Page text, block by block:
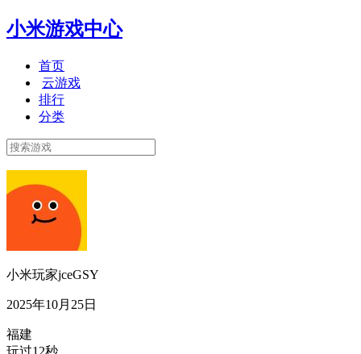
小米游戏中心
首页
云游戏
排行
分类
小米玩家jceGSY
2025年10月25日
福建
玩过12秒